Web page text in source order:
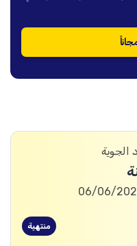
الجوية
منتهية